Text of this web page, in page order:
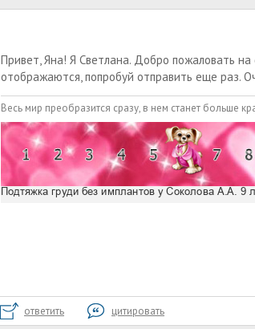
Привет, Яна! Я Светлана. Добро пожаловать
отображаются, попробуй отправить еще раз.
Весь мир преобразится сразу, в нем станет больше
ответить цитировать